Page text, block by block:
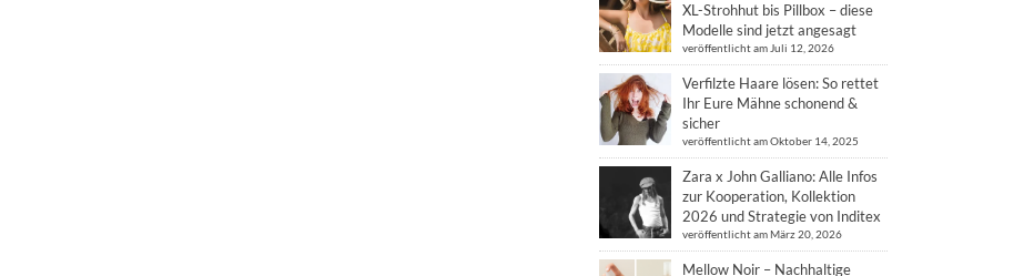
XL-Strohhut bis Pillbox – diese
Modelle sind jetzt angesagt
veröffentlicht am Juli 12, 2026
Verfilzte Haare lösen: So rettet
Ihr Eure Mähne schonend &
sicher
veröffentlicht am Oktober 14, 2025
Zara x John Galliano: Alle Infos
zur Kooperation, Kollektion
2026 und Strategie von Inditex
veröffentlicht am März 20, 2026
Mellow Noir – Nachhaltige